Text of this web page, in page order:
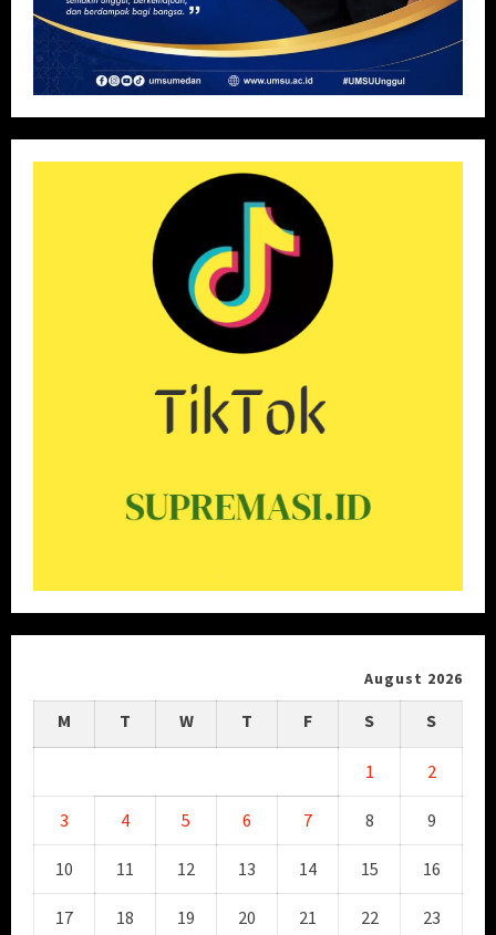
August 2026
M T W T F S S
1 2
3 4 5 6 7 8 9
10 11 12 13 14 15 16
17 18 19 20 21 22 23